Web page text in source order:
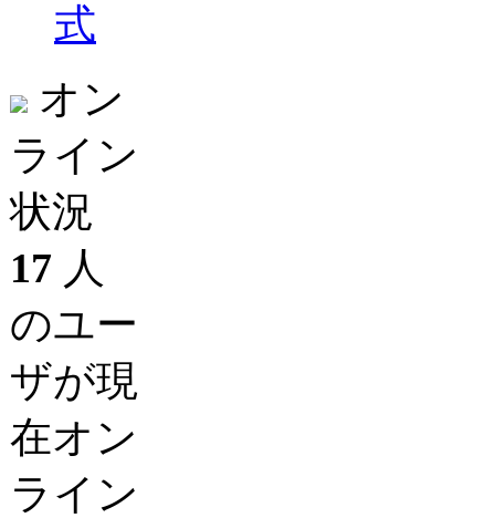
式
オン
ライン
状況
17 人
のユー
ザが現
在オン
ライン